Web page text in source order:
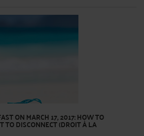
ON MARCH 17, 2017: HOW TO
TO DISCONNECT (DROIT À LA